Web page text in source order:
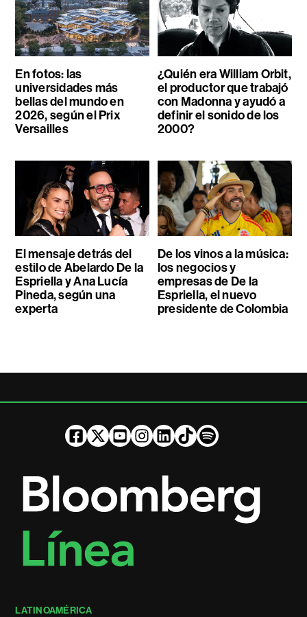
En fotos: las
universidades más
bellas del mundo en
2026, según el Prix
Versailles
¿Quién era William Orbit,
el productor que trabajó
con Madonna y ayudó a
definir el sonido de los
2000?
El mensaje detrás del
estilo de Abelardo De la
Espriella y Ana Lucía
Pineda, según una
experta
De los vinos a la música:
los negocios y
empresas de De la
Espriella, el nuevo
presidente de Colombia
LATINOAMÉRICA